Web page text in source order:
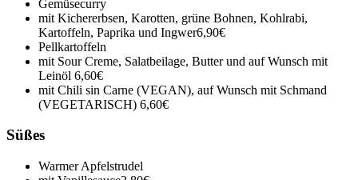
Gemüsecurry
mit Kichererbsen, Karotten, grüne Bohnen, Kohlrabi,
Kartoffeln, Paprika und Ingwer6,90€
Pellkartoffeln
mit Sour Creme, Salatbeilage, Butter und auf Wunsch mit
Leinöl 6,60€
mit Chili sin Carne (VEGAN), auf Wunsch mit Schmand
(VEGETARISCH) 6,60€
Süßes
Warmer Apfelstrudel